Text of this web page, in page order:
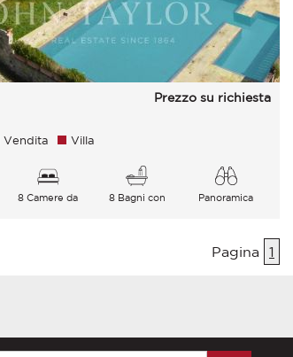
Prezzo su richiesta
Vendita Villa
8 Camere da
8 Bagni con
Panoramica
Pagina 1